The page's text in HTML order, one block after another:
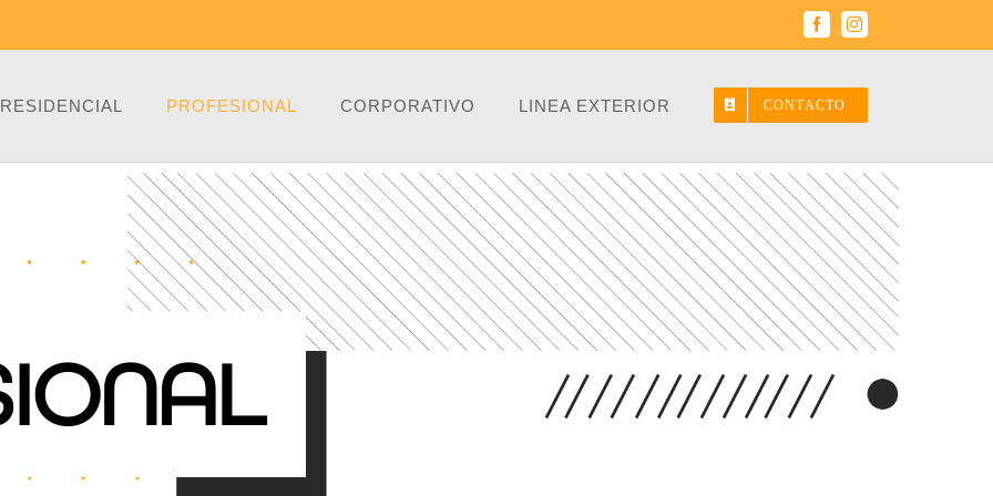
FacebookInstagram
RESIDENCIAL PROFESIONAL CORPORATIVO LINEA EXTERIOR CONTACTO